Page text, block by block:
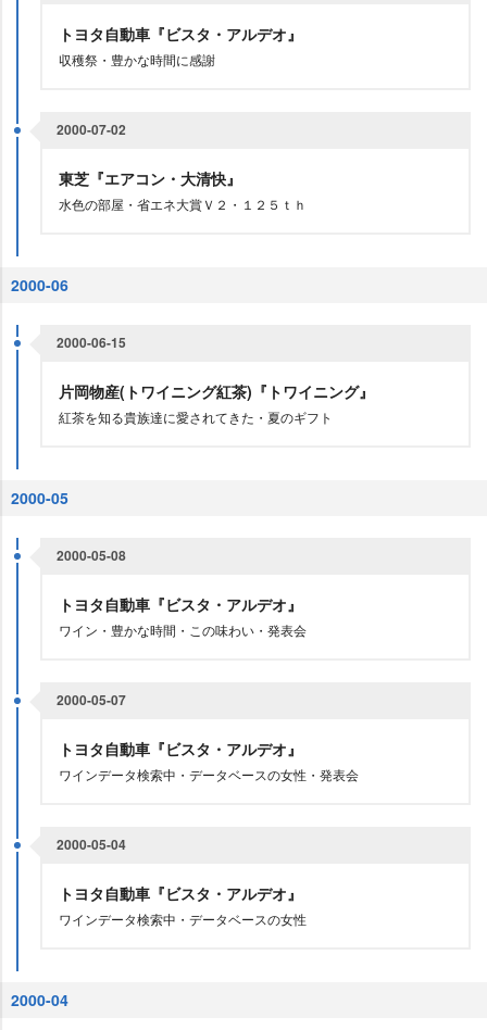
トヨタ自動車『ビスタ・アルデオ』
収穫祭・豊かな時間に感謝
2000-07-02
東芝『エアコン・大清快』
水色の部屋・省エネ大賞Ｖ２・１２５ｔｈ
2000-06
2000-06-15
片岡物産(トワイニング紅茶)『トワイニング』
紅茶を知る貴族達に愛されてきた・夏のギフト
2000-05
2000-05-08
トヨタ自動車『ビスタ・アルデオ』
ワイン・豊かな時間・この味わい・発表会
2000-05-07
トヨタ自動車『ビスタ・アルデオ』
ワインデータ検索中・データベースの女性・発表会
2000-05-04
トヨタ自動車『ビスタ・アルデオ』
ワインデータ検索中・データベースの女性
2000-04